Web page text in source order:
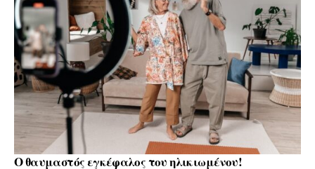
Ο θαυμαστός εγκέφαλος του ηλικιωμένου!